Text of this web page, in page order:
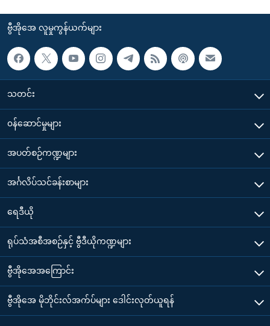
ဗွီအိုအေ လူမှုကွန်ယက်များ
သတင်း
၀န်ဆောင်မှုများ
အပတ်စဉ်ကဏ္ဍများ
အင်္ဂလိပ်သင်ခန်းစာများ
ရေဒီယို
ရုပ်သံအစီအစဉ်နှင့် ဗွီဒီယိုကဏ္ဍများ
ဗွီအိုအေအကြောင်း
ဗွီအိုအေ မိုဘိုင်းလ်အက်ပ်များ ဒေါင်းလုတ်ယူရန်